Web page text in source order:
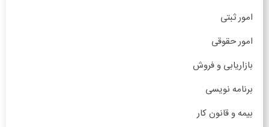
امور ثبتی
امور حقوقی
بازاریابی و فروش
برنامه نویسی
بیمه و قانون کار